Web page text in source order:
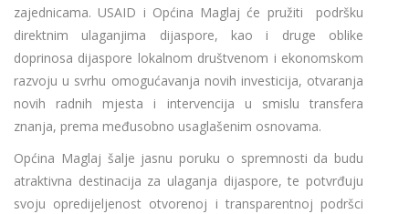
zajednicama. USAID i Općina Maglaj će pružiti podršku
direktnim ulaganjima dijaspore, kao i druge oblike
doprinosa dijaspore lokalnom društvenom i ekonomskom
razvoju u svrhu omogućavanja novih investicija, otvaranja
novih radnih mjesta i intervencija u smislu transfera
znanja, prema međusobno usaglašenim osnovama.
Općina Maglaj šalje jasnu poruku o spremnosti da budu
atraktivna destinacija za ulaganja dijaspore, te potvrđuju
svoju opredijeljenost otvorenoj i transparentnoj podršci